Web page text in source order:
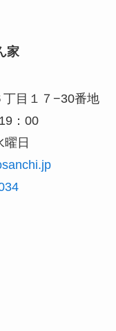
家
目１７−30番地
：00
曜日